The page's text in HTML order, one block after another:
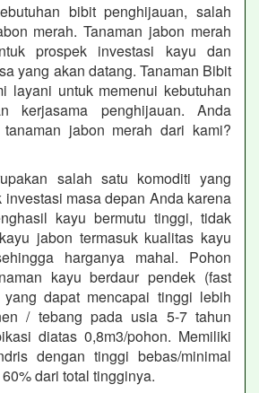
bibit penghijauan, salah
merah. Tanaman jabon merah
prospek investasi kayu dan
yang akan datang. Tanaman Bibit
layani untuk memenui kebutuhan
kerjasama penghijauan. Anda
jabon merah dari kami?
salah satu komoditi yang
investasi masa depan Anda karena
kayu bermutu tinggi, tidak
jabon termasuk kualitas kayu
harganya mahal. Pohon
kayu berdaur pendek (fast
dapat mencapai tinggi lebih
/ tebang pada usia 5-7 tahun
diatas 0,8m3/pohon. Memiliki
dengan tinggi bebas/minimal
dari total tingginya.